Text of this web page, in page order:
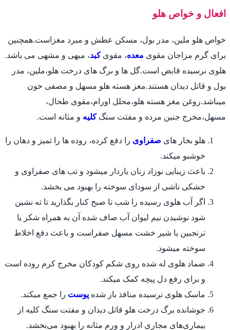
افعال و خواص هلو
خواص هلو ملین، مدر بول، مسکن عطش و مبرد مغزاست.همچنین
برای گرم مزاجان مقوی معده، مقوی کبد، مبهی و مشهی می باشد.
هلوی نرسیده قابض است.گل ها و برگ های درخت هلو،ملین، مدر
بول و قاتل دیدان هستند.مغز هسته هلو مسهل و مصفی خون
میباشد.روغن مغز هسته هلو،محلل اورام،مقوی طحال،
مسهل،مخرج جنین مرده و مفتت سنگکلیه و مثانه است.
هلو بخار های صفراوی را دفع کرده، روده ها را تمیز و دهان را
خوشبو میکند.
باعث زیبایی نوزاد زنان باردار میشود و تب های صفراوی و
خشکی ناشی از سودای سوخته را بهبود می بخشد.
اگر آب هلوی رسیده را شب تا صبح کنار بگذارید تا ته نشین
شود نوشیدن نیم لیوان آب صاف شده آن به همراه شکر یا
ترنجبین یا شیر خشت مسهل صفراست و باعث دفع اخلاط
سوخته میشود.
ضماد هلوی له شده روی شکم کودکان مخرج کرم روده است
و برای رفع دل پیچه کمک میکند.
ماسک هلوی نرسیده منافذ باز شده پوست را جمع میکند.
جوشانده برگ درخت هلو قاتل دیدان و مفتت سنگ کلیه از
بیماری‌های مجاری ادرار و ورم مثانه را بهبود می‌بخشد.